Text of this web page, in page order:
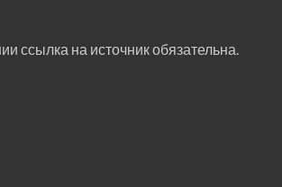
ссылка на источник обязательна.